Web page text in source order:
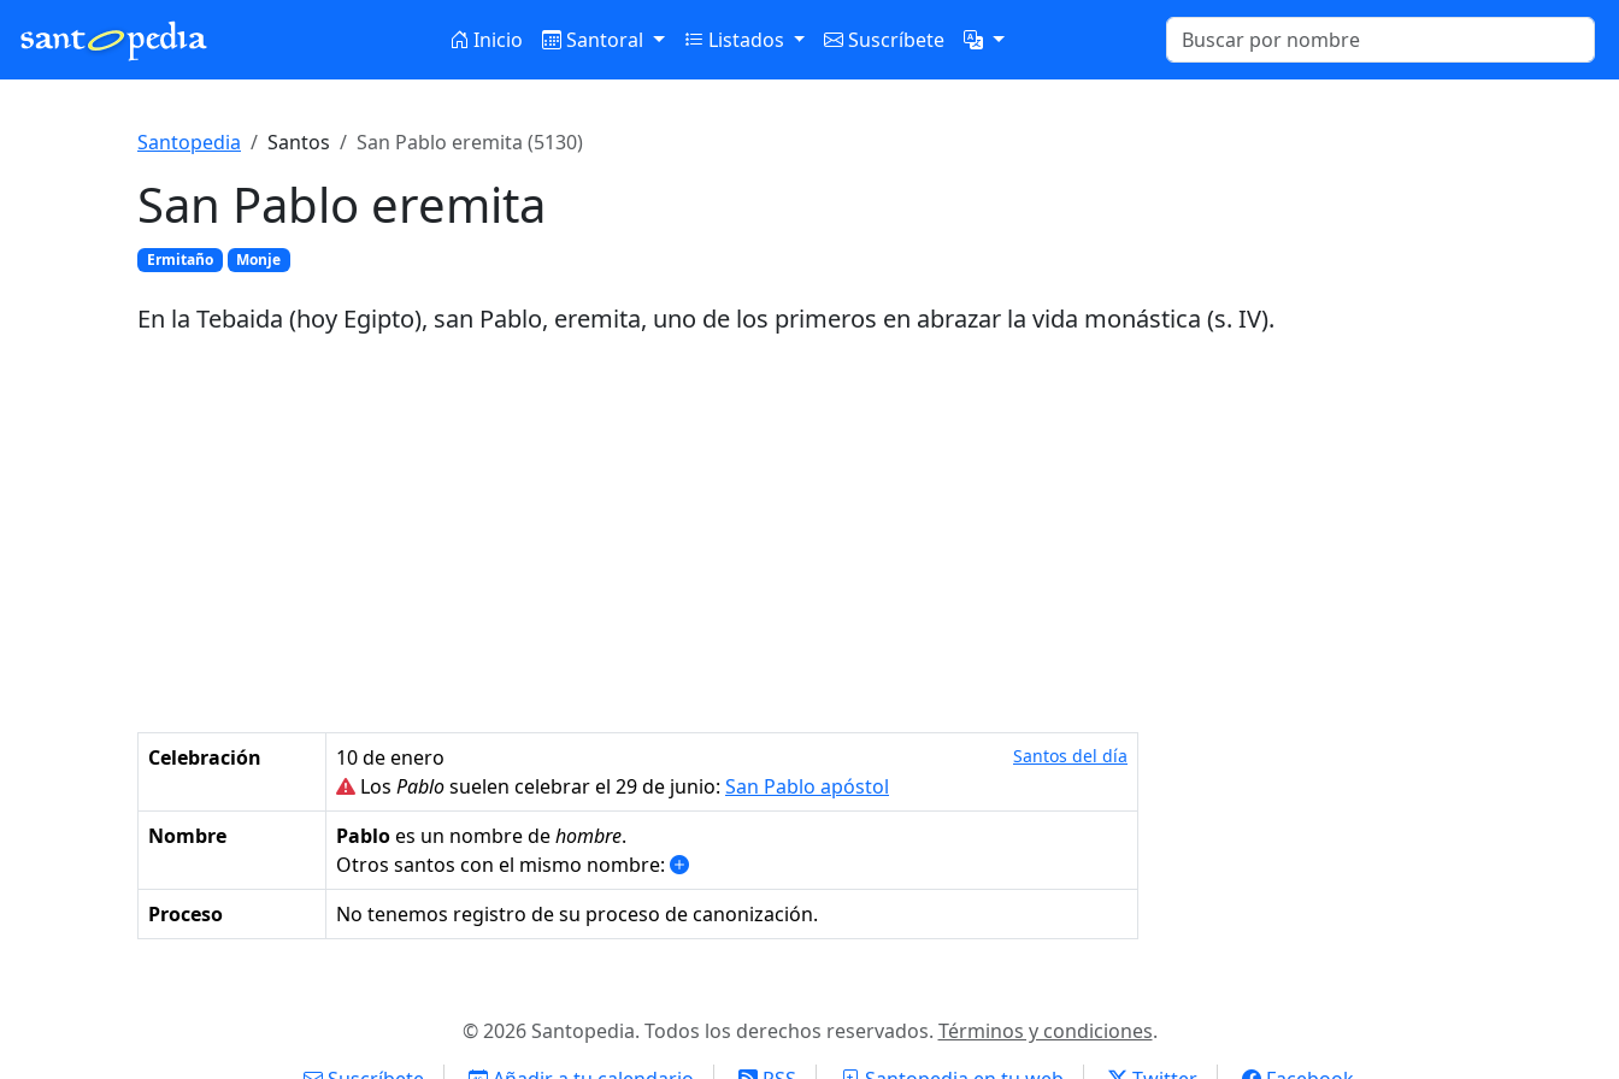
Inicio Santoral Listados Suscríbete
Santopedia Santos San Pablo eremita (5130)
San Pablo eremita
Ermitaño Monje
En la Tebaida (hoy Egipto), san Pablo, eremita, uno de los primeros en abrazar la vida monástica (s. IV).
Celebración 10 de enero Santos del día
Los Pablosuelen celebrar el 29 de junio: San Pablo apóstol
Nombre
Pabloes un nombre dehombre.
Otros santos con el mismo nombre:
Proceso
No tenemos registro de su proceso de canonización.
© 2026 Santopedia. Todos los derechos reservados. Términos y condiciones.